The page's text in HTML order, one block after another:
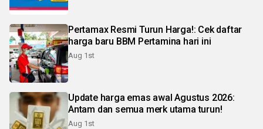
Pertamax Resmi Turun Harga!: Cek daftar
harga baru BBM Pertamina hari ini
Aug 1st
Update harga emas awal Agustus 2026:
Antam dan semua merk utama turun!
Aug 1st